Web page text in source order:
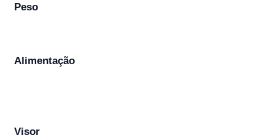
Peso
Alimentação
Visor